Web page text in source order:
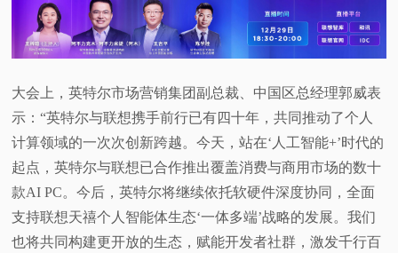
大会上，英特尔市场营销集团副总裁、中国区总经理郭威表
示：“英特尔与联想携手前行已有四十年，共同推动了个人
计算领域的一次次创新跨越。今天，站在‘人工智能+’时代的
起点，英特尔与联想已合作推出覆盖消费与商用市场的数十
款AI PC。今后，英特尔将继续依托软硬件深度协同，全面
支持联想天禧个人智能体生态‘一体多端’战略的发展。我们
也将共同构建更开放的生态，赋能开发者社群，激发千行百